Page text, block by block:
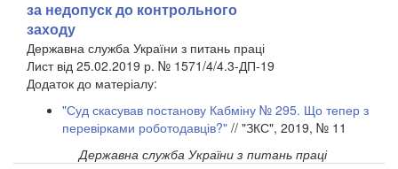
за недопуск до контрольного
заходу
Державна служба України з питань праці
Лист від 25.02.2019 р. № 1571/4/4.3-ДП-19
Додаток до матеріалу:
"Суд скасував постанову Кабміну № 295. Що тепер з
перевірками роботодавців?" // "ЗКС", 2019, № 11
Державна служба України з питань праці